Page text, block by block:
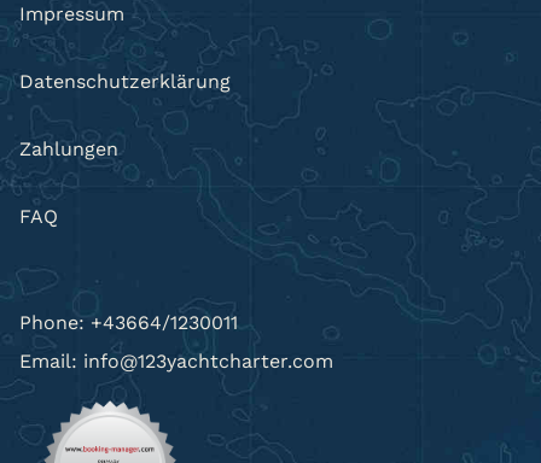
Impressum
Datenschutzerklärung
Zahlungen
FAQ
Phone: +43664/1230011
Email: info@123yachtcharter.com